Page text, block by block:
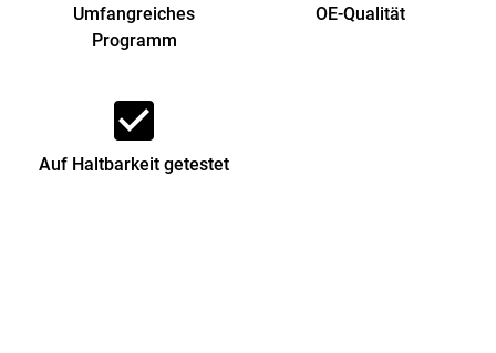
Umfangreiches
Programm
OE-Qualität
check_box
Auf Haltbarkeit getestet